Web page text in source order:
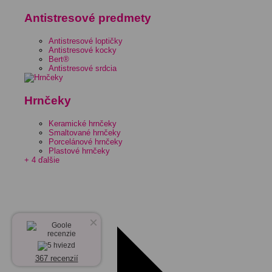
Antistresové predmety
Antistresové loptičky
Antistresové kocky
Bert®
Antistresové srdcia
Hrnčeky
Keramické hrnčeky
Smaltované hrnčeky
Porcelánové hrnčeky
Plastové hrnčeky
+ 4 ďalšie
×
367 recenzií